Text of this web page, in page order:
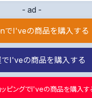
- ad -
でI'veの商品を購入する
I'veの商品を購入する
ピングでI'veの商品を購入す